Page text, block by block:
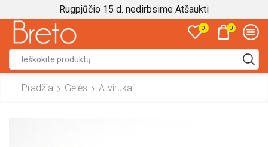
Rugpjūčio 15 d. nedirbsime Atšaukti
0 0
input
Pradžia Gėlės Atvirukai